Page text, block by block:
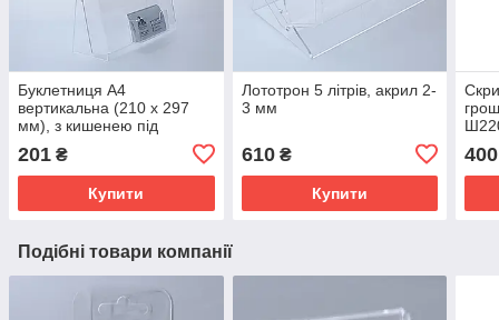
Буклетниця А4
вертикальна (210 х 297
мм), з кишенею під
201 ₴
Купити
Лототрон 5 літрів, акрил 2-
3 мм
610₴
Купити
та
400
Подібні товари компанії